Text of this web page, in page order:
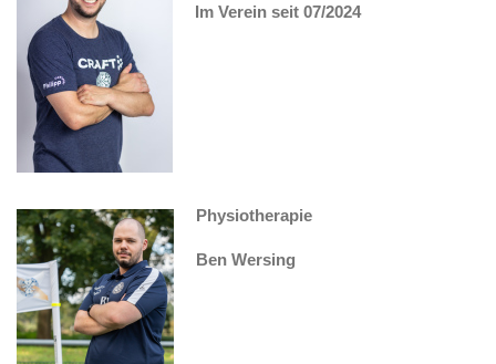
Im Verein seit 07/2024
Physiotherapie
Ben Wersing